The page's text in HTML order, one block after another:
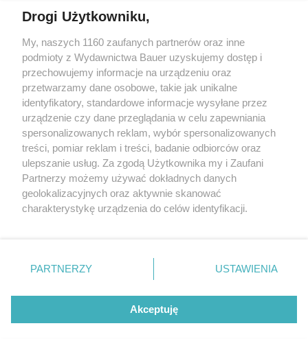
Drogi Użytkowniku,
My, naszych 1160 zaufanych partnerów oraz inne
podmioty z Wydawnictwa Bauer uzyskujemy dostęp i
przechowujemy informacje na urządzeniu oraz
przetwarzamy dane osobowe, takie jak unikalne
identyfikatory, standardowe informacje wysyłane przez
urządzenie czy dane przeglądania w celu zapewniania
spersonalizowanych reklam, wybór spersonalizowanych
treści, pomiar reklam i treści, badanie odbiorców oraz
ulepszanie usług. Za zgodą Użytkownika my i Zaufani
Partnerzy możemy używać dokładnych danych
geolokalizacyjnych oraz aktywnie skanować
charakterystykę urządzenia do celów identyfikacji.
zmienić/wycofać klikając przycisk ustawień prywatności
znajdujący się w lewym dolnym rogu strony
rodzaje przetwarzania danych nie wymagają zgody
użytkownika, ale masz prawo sprzeciwić się takiemu
PARTNERZY USTAWIENIA
Akceptuję